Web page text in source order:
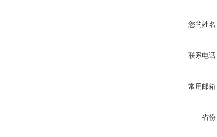
您的姓名
联系电话
常用邮箱
省份